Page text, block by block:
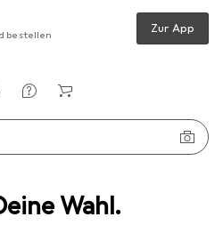
Wahl.
bestellen Zur App
PC Komponenten